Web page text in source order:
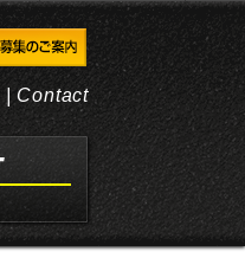
|Contact